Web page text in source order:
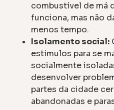
combustível de má
funciona, mas não
menos tempo.
Isolamento social:
estímulos para se
socialmente
desenvolver
partes da cidade
abandonadas e